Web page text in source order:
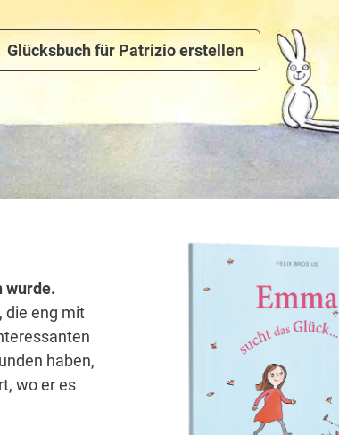
Glücksbuch für Patrizio erstellen
wurde.
die eng mit
haben,
wo er es